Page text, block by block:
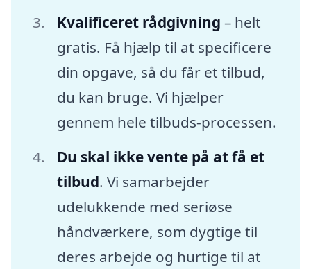
Kvalificeret rådgivning – helt
gratis. Få hjælp til at specificere
din opgave, så du får et tilbud,
du kan bruge. Vi hjælper
gennem hele tilbuds-processen.
Du skal ikke vente på at få et
tilbud. Vi samarbejder
udelukkende med seriøse
håndværkere, som dygtige til
deres arbejde og hurtige til at